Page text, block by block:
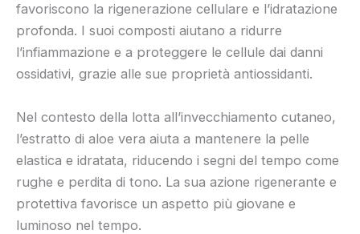
favoriscono la rigenerazione cellulare e l’idratazione
profonda. I suoi composti aiutano a ridurre
l’infiammazione e a proteggere le cellule dai danni
ossidativi, grazie alle sue proprietà antiossidanti.
Nel contesto della lotta all’invecchiamento cutaneo,
l’estratto di aloe vera aiuta a mantenere la pelle
elastica e idratata, riducendo i segni del tempo come
rughe e perdita di tono. La sua azione rigenerante e
protettiva favorisce un aspetto più giovane e
luminoso nel tempo.